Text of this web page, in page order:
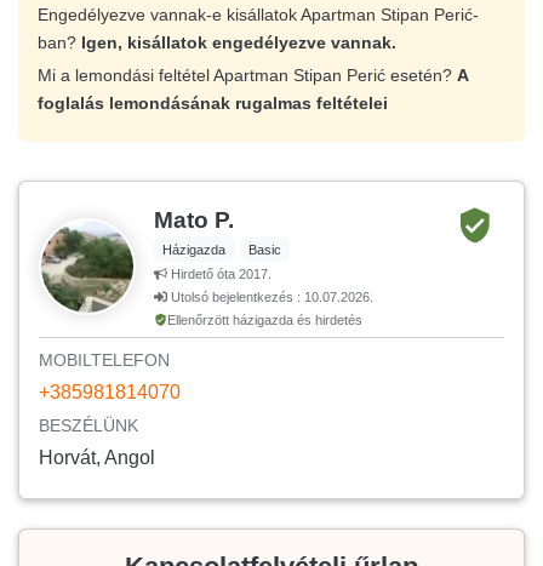
Engedélyezve vannak-e kisállatok Apartman Stipan Perić-
ban? Igen, kisállatok engedélyezve vannak.
Mi a lemondási feltétel Apartman Stipan Perić esetén? A
foglalás lemondásának rugalmas feltételei
Mato P.
Házigazda
Basic
Hirdető óta 2017.
Utolsó bejelentkezés : 10.07.2026.
Ellenőrzött házigazda és hirdetés
MOBILTELEFON
+385981814070
BESZÉLÜNK
Horvát, Angol